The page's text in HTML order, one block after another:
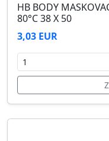
HB BODY
80°C 38 X 50
3,03 EUR